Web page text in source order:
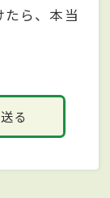
ら、本当
る